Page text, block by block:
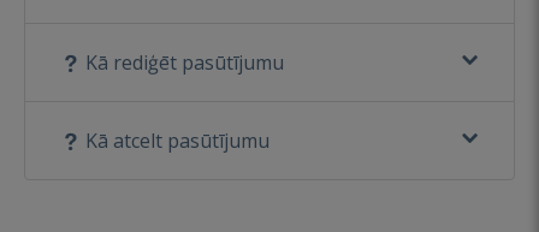
Kā rediģēt pasūtījumu
Kā atcelt pasūtījumu